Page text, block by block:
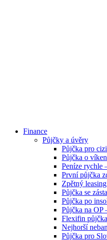
Finance
Půjčky a úvěry
Půjčka pro
Půjčka o
Peníze rychle
První půjčka
Zpětný
Půjčka se
Půjčka po
Půjčka na OP
Flexifin
Nejhorší
Půjčka pro